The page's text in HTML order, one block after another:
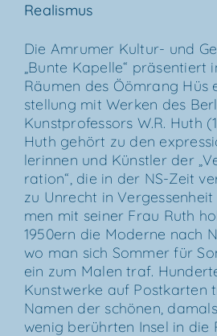
Realismus
Die Amru­mer Kul­­tur- und
„Bun­te Kapel­le“ prä­sen­tiert
Räu­men des Ööm­rang Hüs
stel­lung mit Wer­ken des
Kunst­pro­fes­sors W.R. Huth
Huth gehört zu den
le­rin­nen und Künst­ler der
ra­ti­on“, die in der NS-Zeit
zu Unrecht in
men mit sei­ner Frau Ruth
1950ern die Moder­ne nach
wo man sich Som­mer für
ein zum Malen traf.
Kunst­wer­ke auf Post­kar­ten
Namen der schö­nen,
wenig berühr­ten Insel in die